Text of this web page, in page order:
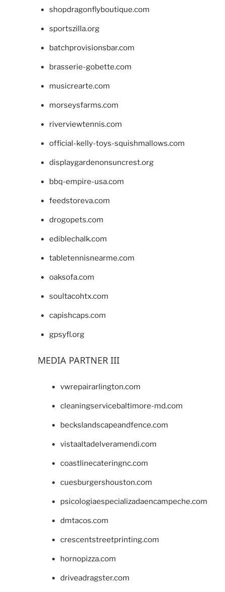
shopdragonflyboutique.com
sportszilla.org
batchprovisionsbar.com
brasserie-gobette.com
musicrearte.com
morseysfarms.com
riverviewtennis.com
official-kelly-toys-squishmallows.com
displaygardenonsuncrest.org
bbq-empire-usa.com
feedstoreva.com
drogopets.com
ediblechalk.com
tabletennisnearme.com
oaksofa.com
soultacohtx.com
capishcaps.com
gpsyfl.org
MEDIA PARTNER III
vwrepairarlington.com
cleaningservicebaltimore-md.com
beckslandscapeandfence.com
vistaaltadelveramendi.com
coastlinecateringnc.com
cuesburgershouston.com
psicologiaespecializadaencampeche.com
dmtacos.com
crescentstreetprinting.com
hornopizza.com
driveadragster.com